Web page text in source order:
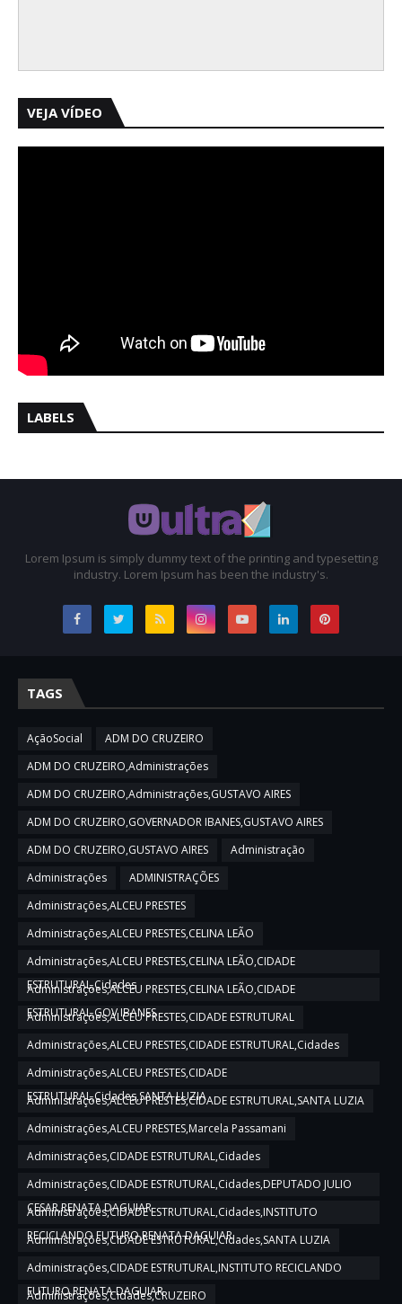
VEJA VÍDEO
LABELS
Lorem Ipsum is simply dummy text of the printing and typesetting
industry. Lorem Ipsum has been the industry's.
TAGS
AçãoSocial
ADM DO CRUZEIRO
ADM DO CRUZEIRO,Administrações
ADM DO CRUZEIRO,Administrações,GUSTAVO AIRES
ADM DO CRUZEIRO,GOVERNADOR IBANES,GUSTAVO AIRES
ADM DO CRUZEIRO,GUSTAVO AIRES
Administração
Administrações
ADMINISTRAÇÕES
Administrações,ALCEU PRESTES
Administrações,ALCEU PRESTES,CELINA LEÃO
Administrações,ALCEU PRESTES,CELINA LEÃO,CIDADE
ESTRUTURAL,Cidades
Administrações,ALCEU PRESTES,CELINA LEÃO,CIDADE
ESTRUTURAL,GOV IBANES
Administrações,ALCEU PRESTES,CIDADE ESTRUTURAL
Administrações,ALCEU PRESTES,CIDADE ESTRUTURAL,Cidades
Administrações,ALCEU PRESTES,CIDADE
ESTRUTURAL,Cidades,SANTA LUZIA
Administrações,ALCEU PRESTES,CIDADE ESTRUTURAL,SANTA LUZIA
Administrações,ALCEU PRESTES,Marcela Passamani
Administrações,CIDADE ESTRUTURAL,Cidades
Administrações,CIDADE ESTRUTURAL,Cidades,DEPUTADO JULIO
CESAR,RENATA DAGUIAR
Administrações,CIDADE ESTRUTURAL,Cidades,INSTITUTO
RECICLANDO FUTURO,RENATA DAGUIAR
Administrações,CIDADE ESTRUTURAL,Cidades,SANTA LUZIA
Administrações,CIDADE ESTRUTURAL,INSTITUTO RECICLANDO
FUTURO,RENATA DAGUIAR
Administrações,Cidades,CRUZEIRO